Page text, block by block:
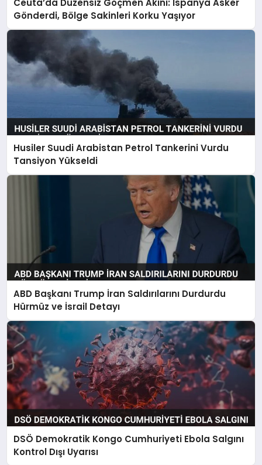
Gönderdi, Bölge Sakinleri Korku Yaşıyor
Husiler Suudi Arabistan Petrol Tankerini Vurdu
Tansiyon Yükseldi
ABD Başkanı Trump İran Saldırılarını Durdurdu
Hürmüz ve İsrail Detayı
DSÖ Demokratik Kongo Cumhuriyeti Ebola Salgını
Kontrol Dışı Uyarısı